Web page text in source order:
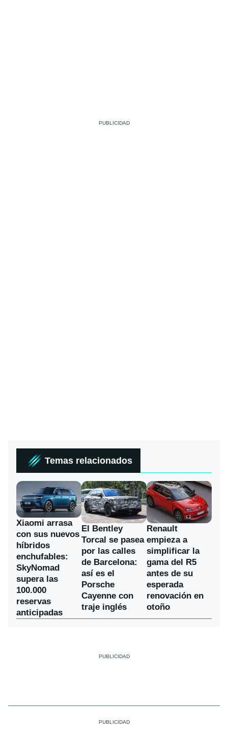
Temas relacionados
Xiaomi arrasa
con sus nuevos
híbridos
enchufables:
SkyNomad
supera las
100.000
reservas
anticipadas
El Bentley
Torcal se pasea
por las calles
de Barcelona:
así es el
Porsche
Cayenne con
traje inglés
Renault
empieza a
simplificar la
gama del R5
antes de su
esperada
renovación en
otoño